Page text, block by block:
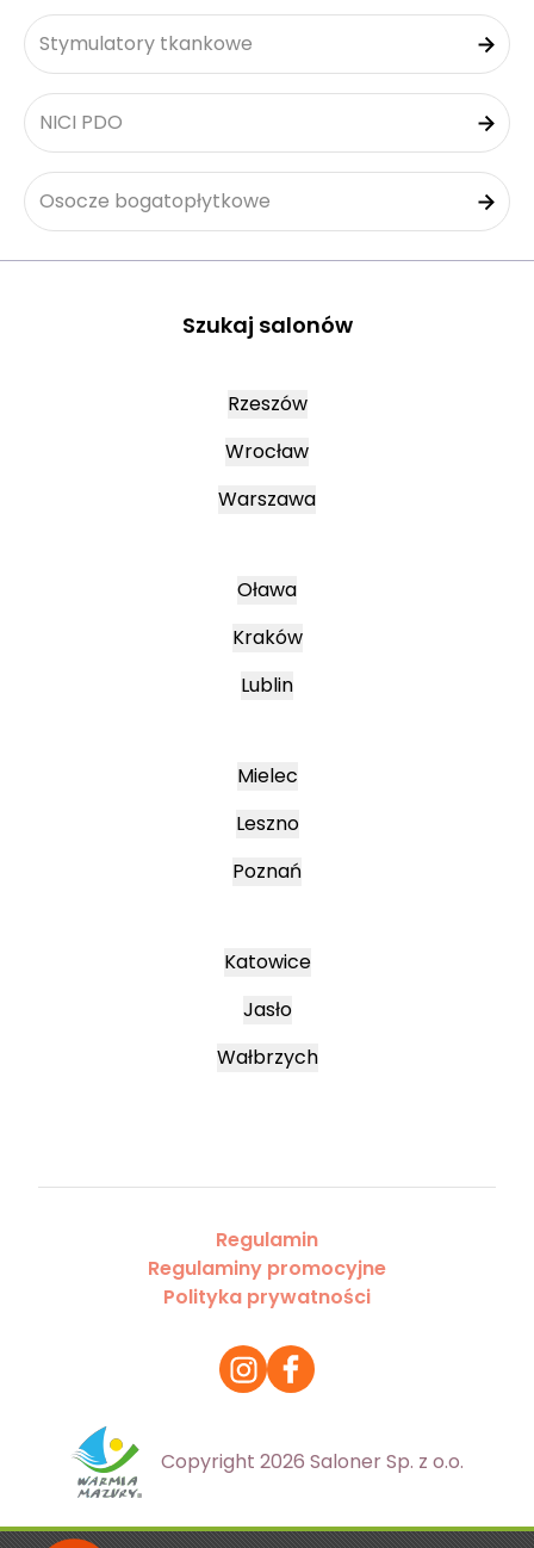
Stymulatory tkankowe
NICI PDO
Osocze bogatopłytkowe
Szukaj salonów
Rzeszów
Wrocław
Warszawa
Oława
Kraków
Lublin
Mielec
Leszno
Poznań
Katowice
Jasło
Wałbrzych
Regulamin
Regulaminy promocyjne
Polityka prywatności
Copyright 2026 Saloner Sp. z o.o.